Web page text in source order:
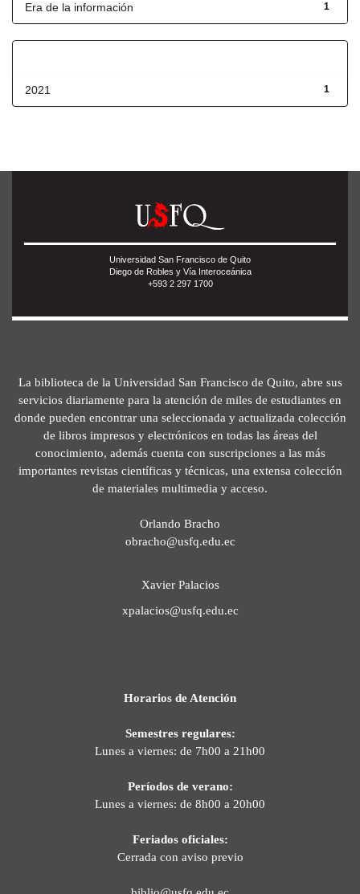
1
Era de la información
1
2021
Universidad San Francisco de Quito
Diego de Robles y Vía Interoceánica
+593 2 297 1700
La biblioteca de la Universidad San Francisco de Quito, abre sus
servicios diariamente para la atención de miles de estudiantes en
donde pueden encontrar una seleccionada y actualizada colección
de libros impresos y electrónicos en todas las áreas del
conocimiento, además cuenta con suscripciones a las más
importantes revistas científicas y técnicas, una extensa colección
de materiales multimedia y acceso.
Orlando Bracho
obracho@usfq.edu.ec
Xavier Palacios
xpalacios@usfq.edu.ec
Horarios de Atención
Semestres regulares:
Lunes a viernes: de 7h00 a 21h00
Períodos de verano:
Lunes a viernes: de 8h00 a 20h00
Feriados oficiales:
Cerrada con aviso previo